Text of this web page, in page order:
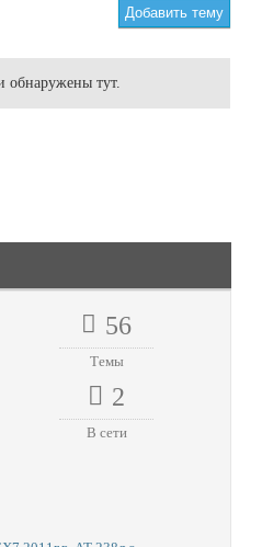
Добавить тему
обнаружены тут.
56
Темы
2
В сети